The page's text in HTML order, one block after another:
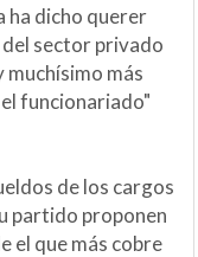
ha dicho querer
sector privado
muchísimo más
funcionariado"
de los cargos
partido proponen
el que más cobre